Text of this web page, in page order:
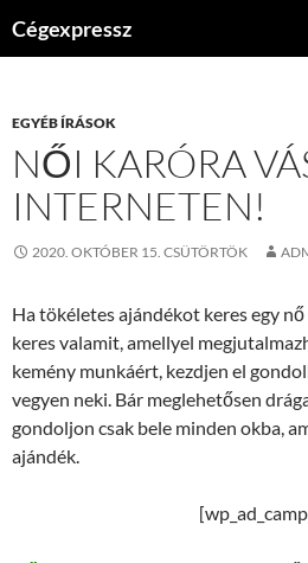
Cégexpressz
EGYÉB ÍRÁSOK
NŐI KARÓRA
INTERNETEN!
2020. OKTÓBER 15. CSÜTÖRTÖK
Ha tökéletes ajándékot keres egy
keres valamit, amellyel
kemény munkáért, kezdjen el
vegyen neki. Bár meglehetősen
gondoljon csak bele minden okba,
ajándék.